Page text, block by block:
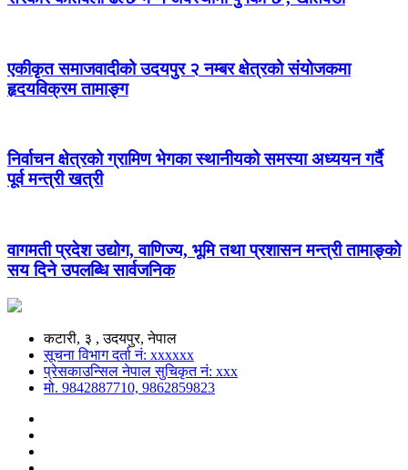
एकीकृत समाजवादीको उदयपुर २ नम्बर क्षेत्रको संयोजकमा
हृदयविक्रम तामाङ्ग
निर्वाचन क्षेत्रको ग्रामिण भेगका स्थानीयको समस्या अध्ययन गर्दै
पूर्व मन्त्री खत्री
वागमती प्रदेश उद्योग, वाणिज्य, भूमि तथा प्रशासन मन्त्री तामाङ्को
सय दिने उपलब्धि सार्वजनिक
कटारी, ३ , उदयपुर, नेपाल
सूचना विभाग दर्ता नं: xxxxxx
प्रेसकाउन्सिल नेपाल सुचिकृत नं: xxx
मो. 9842887710, 9862859823